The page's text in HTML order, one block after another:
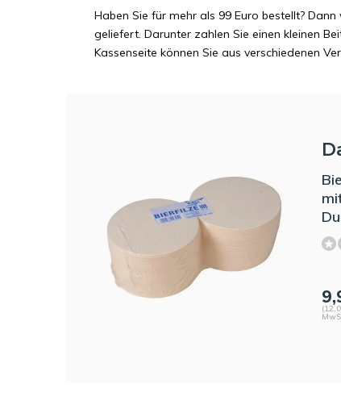
Haben Sie für mehr als 99 Euro bestellt?
geliefert. Darunter zahlen Sie einen kleinen
Kassenseite können Sie aus verschiedenen